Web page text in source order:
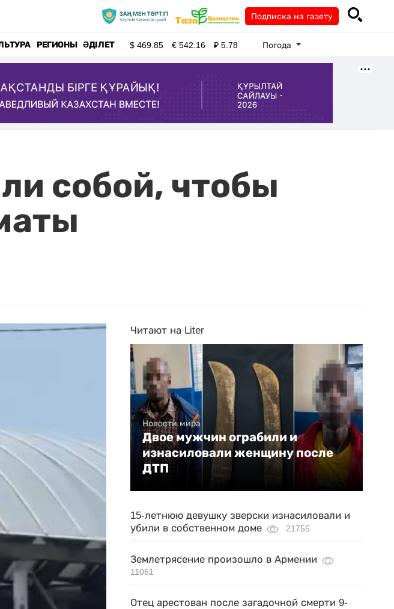
Подписка на газету
РЕГИОНЫ ӘДІЛЕТ $469.85 €542.16 ₽5.78 Погода
собой, чтобы
Читают на Liter
Новости мира
Двое мужчин ограбили и
изнасиловали женщину после
ДТП
15-летнюю девушку зверски изнасиловали и
убили в собственном доме
21755
Землетрясение произошло в Армении
11061
Отец арестован после загадочной смерти 9-